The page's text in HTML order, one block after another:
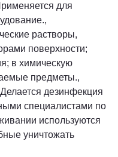
для
растворы,
поверхности;
в химическую
предметы.,
дезинфекция
специалистами по
используются
уничтожать